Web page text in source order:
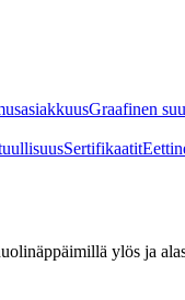
Graafinen
Sertifikaatit
ylös ja